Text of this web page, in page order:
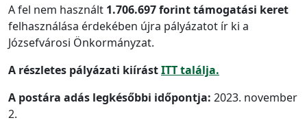
A fel nem használt 1.706.697 forinttámogatási keret
felhasználása érdekében újra pályázatot ír ki a
Józsefvárosi Önkormányzat.
A részletes pályázati kiírástITT találja.
A postára adás legkésőbbi időpontja: 2023. november
2.